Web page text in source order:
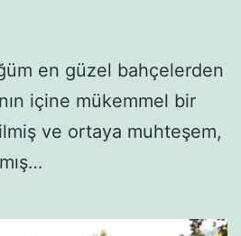
en güzel bahçelerden
içine mükemmel bir
ve ortaya muhteşem,